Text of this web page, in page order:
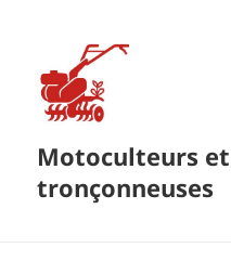
Motoculteurs et
tronçonneuses